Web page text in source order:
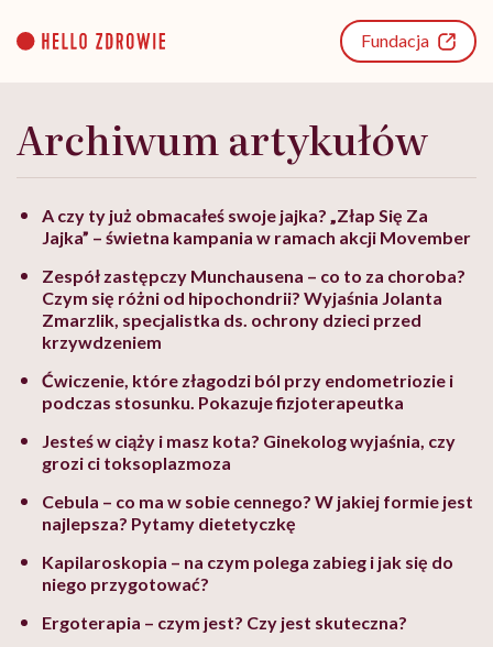
content
Fundacja
Archiwum artykułów
A czy ty już obmacałeś swoje jajka? „Złap Się Za
Jajka” – świetna kampania w ramach akcji Movember
Zespół zastępczy Munchausena – co to za choroba?
Czym się różni od hipochondrii? Wyjaśnia Jolanta
Zmarzlik, specjalistka ds. ochrony dzieci przed
krzywdzeniem
Ćwiczenie, które złagodzi ból przy endometriozie i
podczas stosunku. Pokazuje fizjoterapeutka
Jesteś w ciąży i masz kota? Ginekolog wyjaśnia, czy
grozi ci toksoplazmoza
Cebula – co ma w sobie cennego? W jakiej formie jest
najlepsza? Pytamy dietetyczkę
Kapilaroskopia – na czym polega zabieg i jak się do
niego przygotować?
Ergoterapia – czym jest? Czy jest skuteczna?